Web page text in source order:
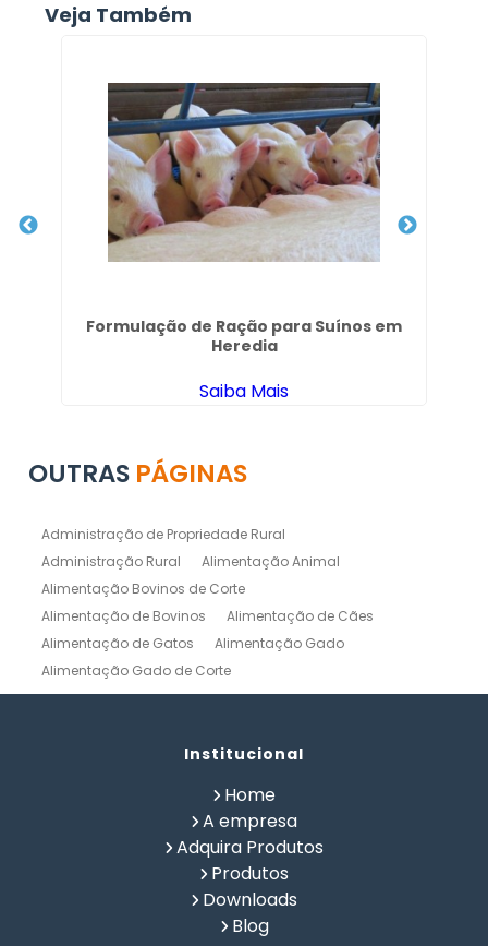
Veja Também
Formulação de Ração para Suínos em
Heredia
Saiba Mais
OUTRAS PÁGINAS
Administração de Propriedade Rural
Administração Rural
Alimentação Animal
Alimentação Bovinos de Corte
Alimentação de Bovinos
Alimentação de Cães
Alimentação de Gatos
Alimentação Gado
Alimentação Gado de Corte
Alimentação Gado de Leite
Alimentação Natural Cães
Alimentação Natural Pets
Alimentação Pet
Calculo de Ração para Bovinos
Como Fazer Ração para Gado de Corte
Como Fazer Ração para Gado de Leite
Composição Química de Alimentos
Controle de Fazenda
Institucional
Home
A empresa
Adquira Produtos
Produtos
Downloads
Blog